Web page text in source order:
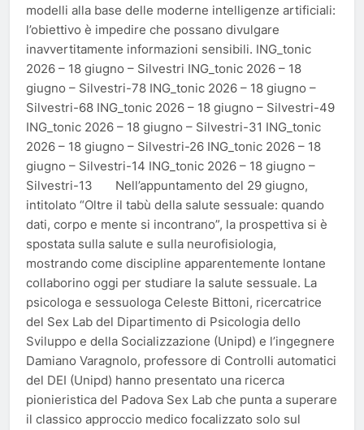
modelli alla base delle moderne intelligenze artificiali:
l’obiettivo è impedire che possano divulgare
inavvertitamente informazioni sensibili. ING_tonic
2026 – 18 giugno – Silvestri ING_tonic 2026 – 18
giugno – Silvestri-78 ING_tonic 2026 – 18 giugno –
Silvestri-68 ING_tonic 2026 – 18 giugno – Silvestri-49
ING_tonic 2026 – 18 giugno – Silvestri-31 ING_tonic
2026 – 18 giugno – Silvestri-26 ING_tonic 2026 – 18
giugno – Silvestri-14 ING_tonic 2026 – 18 giugno –
Silvestri-13 Nell’appuntamento del 29 giugno,
intitolato “Oltre il tabù della salute sessuale: quando
dati, corpo e mente si incontrano”, la prospettiva si è
spostata sulla salute e sulla neurofisiologia,
mostrando come discipline apparentemente lontane
collaborino oggi per studiare la salute sessuale. La
psicologa e sessuologa Celeste Bittoni, ricercatrice
del Sex Lab del Dipartimento di Psicologia dello
Sviluppo e della Socializzazione (Unipd) e l’ingegnere
Damiano Varagnolo, professore di Controlli automatici
del DEI (Unipd) hanno presentato una ricerca
pionieristica del Padova Sex Lab che punta a superare
il classico approccio medico focalizzato solo sul